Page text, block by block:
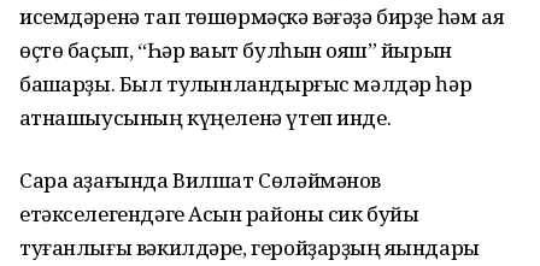
исемдәренә тап төшөрмәҫкә вәғәҙә бирҙе һәм аяҡ
өҫтө баҫып, “Һәр ваҡыт булһын ҡояш” йырын
башҡарҙы. Был тулҡынландырғыс мәлдәр һәр
ҡатнашыусының күңеленә үтеп инде.
Сара аҙағында Вилшат Сөләймәнов
етәкселегендәге Асҡын районы сик буйы
туғанлығы вәкилдәре, геройҙарҙың яҡындары